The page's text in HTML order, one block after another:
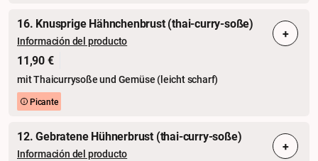
16. Knusprige Hähnchenbrust (thai-curry-soße)
Información del producto
11,90 €
mit Thaicurrysoße und Gemüse (leicht scharf)
Picante
+
12. Gebratene Hühnerbrust (thai-curry-soße)
Información del producto +